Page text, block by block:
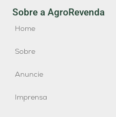
Sobre a AgroRevenda
Home
Sobre
Anuncie
Imprensa